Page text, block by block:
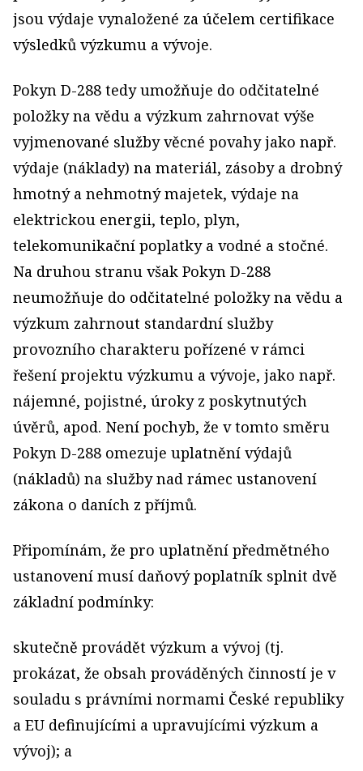
jsou výdaje vynaložené za účelem certifikace
výsledků výzkumu a vývoje.
Pokyn D-288 tedy umožňuje do odčitatelné
položky na vědu a výzkum zahrnovat výše
vyjmenované služby věcné povahy jako např.
výdaje (náklady) na materiál, zásoby a drobný
hmotný a nehmotný majetek, výdaje na
elektrickou energii, teplo, plyn,
telekomunikační poplatky a vodné a stočné.
Na druhou stranu však Pokyn D-288
neumožňuje do odčitatelné položky na vědu a
výzkum zahrnout standardní služby
provozního charakteru pořízené v rámci
řešení projektu výzkumu a vývoje, jako např.
nájemné, pojistné, úroky z poskytnutých
úvěrů, apod. Není pochyb, že v tomto směru
Pokyn D-288 omezuje uplatnění výdajů
(nákladů) na služby nad rámec ustanovení
zákona o daních z příjmů.
Připomínám, že pro uplatnění předmětného
ustanovení musí daňový poplatník splnit dvě
základní podmínky:
skutečně provádět výzkum a vývoj (tj.
prokázat, že obsah prováděných činností je v
souladu s právními normami České republiky
a EU definujícími a upravujícími výzkum a
vývoj); a